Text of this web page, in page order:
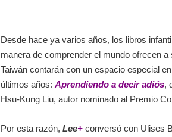
Desde hace ya varios años, los libros
manera de comprender el mundo ofrecen
Taiwán contarán con un espacio especial
últimos años: Aprendiendo a decir adiós,
Hsu-Kung Liu, autor nominado al Premio
Por esta razón, Lee+ conversó con Ulises